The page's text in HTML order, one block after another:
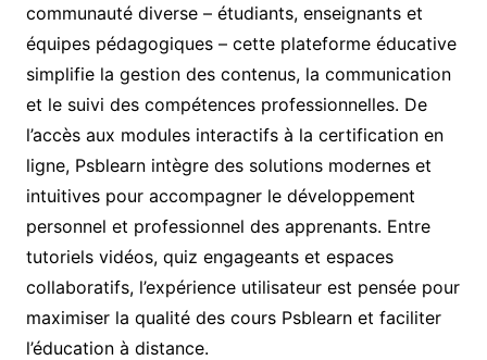
communauté diverse – étudiants, enseignants et
équipes pédagogiques – cette plateforme éducative
simplifie la gestion des contenus, la communication
et le suivi des compétences professionnelles. De
l’accès aux modules interactifs à la certification en
ligne, Psblearn intègre des solutions modernes et
intuitives pour accompagner le développement
personnel et professionnel des apprenants. Entre
tutoriels vidéos, quiz engageants et espaces
collaboratifs, l’expérience utilisateur est pensée pour
maximiser la qualité des cours Psblearn et faciliter
l’éducation à distance.